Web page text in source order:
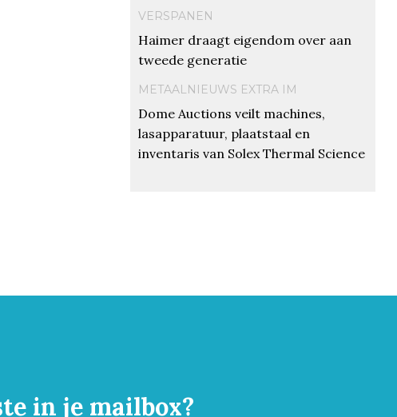
VERSPANEN
Haimer draagt eigendom over aan
tweede generatie
METAALNIEUWS EXTRA IM
Dome Auctions veilt machines,
lasapparatuur, plaatstaal en
inventaris van Solex Thermal Science
in je mailbox?